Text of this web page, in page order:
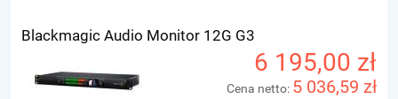
Blackmagic Audio Monitor 12G G3
6 195,00 zł
Cena netto: 5 036,59 zł